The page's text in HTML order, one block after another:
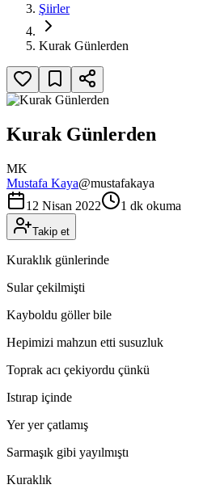
Şiirler
Kurak Günlerden
Kurak Günlerden
MK
Mustafa Kaya@mustafakaya
12 Nisan 2022
1 dk okuma
Takip et
Kuraklık günlerinde
Sular çekilmişti
Kayboldu göller bile
Hepimizi mahzun etti susuzluk
Toprak acı çekiyordu çünkü
Istırap içinde
Yer yer çatlamış
Sarmaşık gibi yayılmıştı
Kuraklık